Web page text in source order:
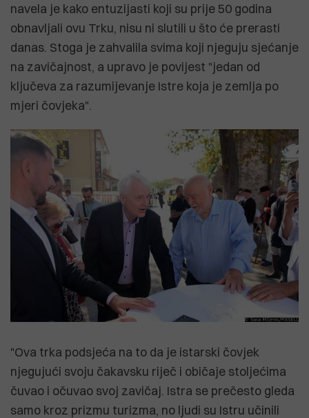
navela je kako entuzijasti koji su prije 50 godina
obnavljali ovu Trku, nisu ni slutili u što će prerasti
danas. Stoga je zahvalila svima koji njeguju sjećanje
na zavičajnost, a upravo je povijest "jedan od
ključeva za razumijevanje Istre koja je zemlja po
mjeri čovjeka".
"Ova trka podsjeća na to da je istarski čovjek
njegujući svoju čakavsku riječ i običaje stoljećima
čuvao i očuvao svoj zavičaj. Istra se prečesto gleda
samo kroz prizmu turizma, no ljudi su Istru učinili